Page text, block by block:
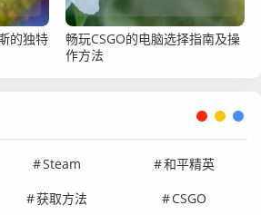
的独特
畅玩CSGO的电脑选择指南及操
作方法
Steam
和平精英
获取方法 CSGO